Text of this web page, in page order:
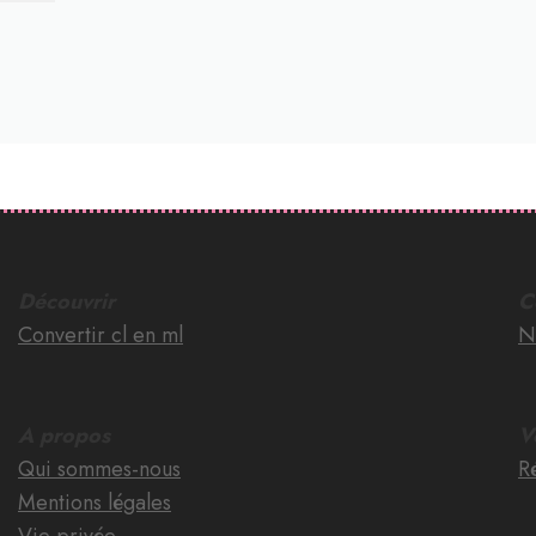
Convertir cl en ml
Qui sommes-nous
Mentions légales